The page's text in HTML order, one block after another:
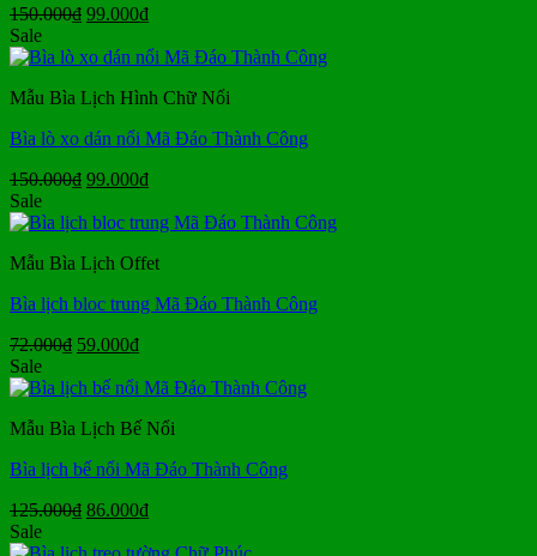
150.000₫ Giá
là:
99.000₫Giá
tại
99.000₫.
Sale
Mẫu Bìa Lịch Hình Chữ Nổi
Bìa lò xo dán nổi Mã Đáo Thành Công
150.000₫ Giá
là:
99.000₫Giá
tại
99.000₫.
Sale
Mẫu Bìa Lịch Offet
Bìa lịch bloc trung Mã Đáo Thành Công
72.000₫ Giá
là:
59.000₫Giá
tại
59.000₫.
Sale
Mẫu Bìa Lịch Bế Nổi
Bìa lịch bế nổi Mã Đáo Thành Công
125.000₫ Giá
là:
86.000₫Giá
tại
Sale